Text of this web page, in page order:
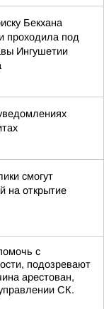
Бекхана
проходила под
Ингушетии
смогут
на открытие
с
подозревают
арестован,
СК.